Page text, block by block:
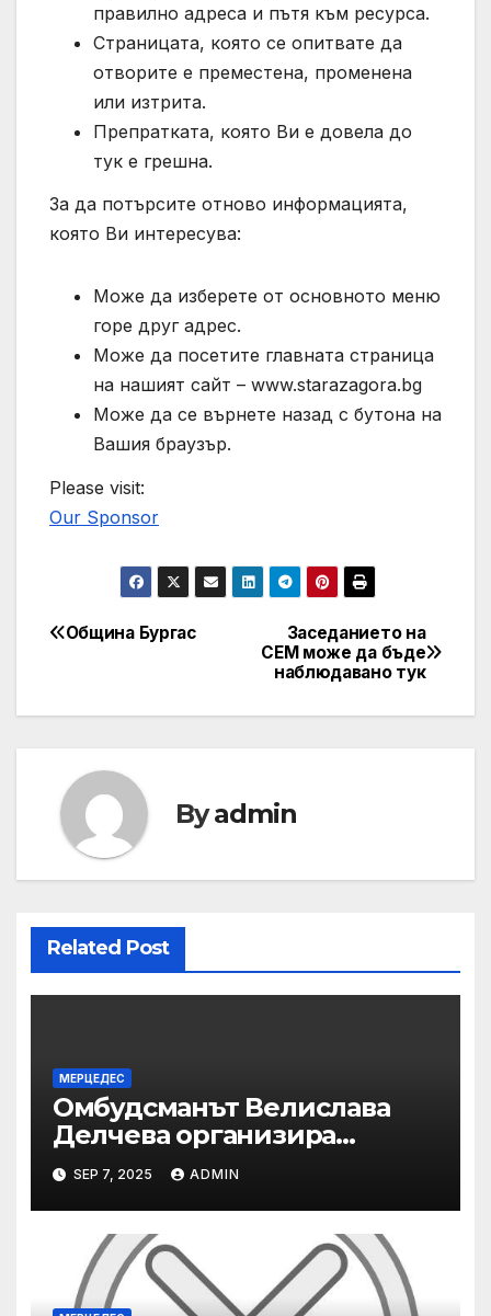
правилно адреса и пътя към ресурса.
Страницата, която се опитвате да
отворите е преместена, променена
или изтрита.
Препратката, която Ви е довела до
тук е грешна.
За да потърсите отново информацията,
която Ви интересува:
Може да изберете от основното меню
горе друг адрес.
Може да посетите главната страница
на нашият сайт – www.starazagora.bg
Може да се върнете назад с бутона на
Вашия браузър.
Please visit:
Our Sponsor
Post
Заседанието на
СЕМ може да бъде
наблюдавано тук
Община Бургас
Byadmin
Related Post
МЕРЦЕДЕС
Омбудсманът Велислава
Делчева организира
изслушване на
номинираните кандидати
за заместник-омбудсман
SEP 7, 2025 ADMIN